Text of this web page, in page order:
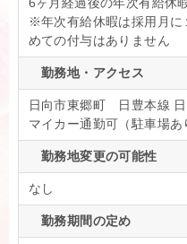
※年次有給休暇は採用月に
めての付与はありません
勤務地・アクセス
日向市東郷町 日豊本線
マイカー通勤可（駐車場あ
勤務地変更の可能性
なし
勤務期間の定め